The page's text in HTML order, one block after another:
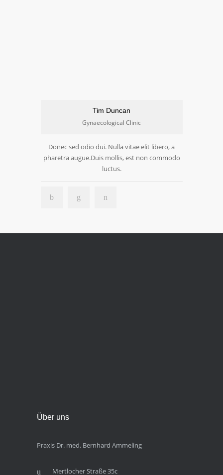
Tim Duncan
Gynaecological Clinic
Donec sed odio dui. Nulla vitae elit libero, a
pharetra augue.Duis mollis, est non commodo
luctus.
Über uns
Praxis Dr. med. Bernhard Ammeling
Mertlocher Straße 35c